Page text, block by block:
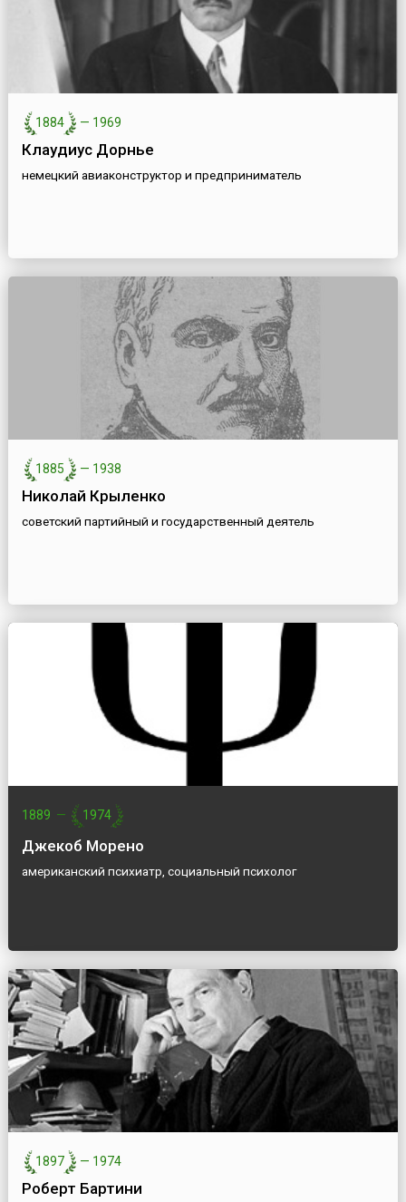
1884 — 1969
Клаудиус Дорнье
немецкий авиаконструктор и предприниматель
1885 — 1938
Николай Крыленко
советский партийный и государственный деятель
1889 — 1974
Джекоб Морено
американский психиатр, социальный психолог
1897 — 1974
Роберт Бартини